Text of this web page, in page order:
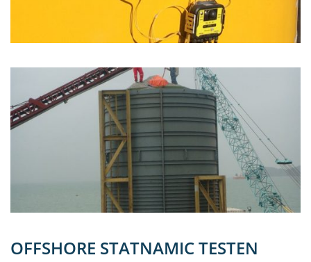
OFFSHORE STATNAMIC TESTEN